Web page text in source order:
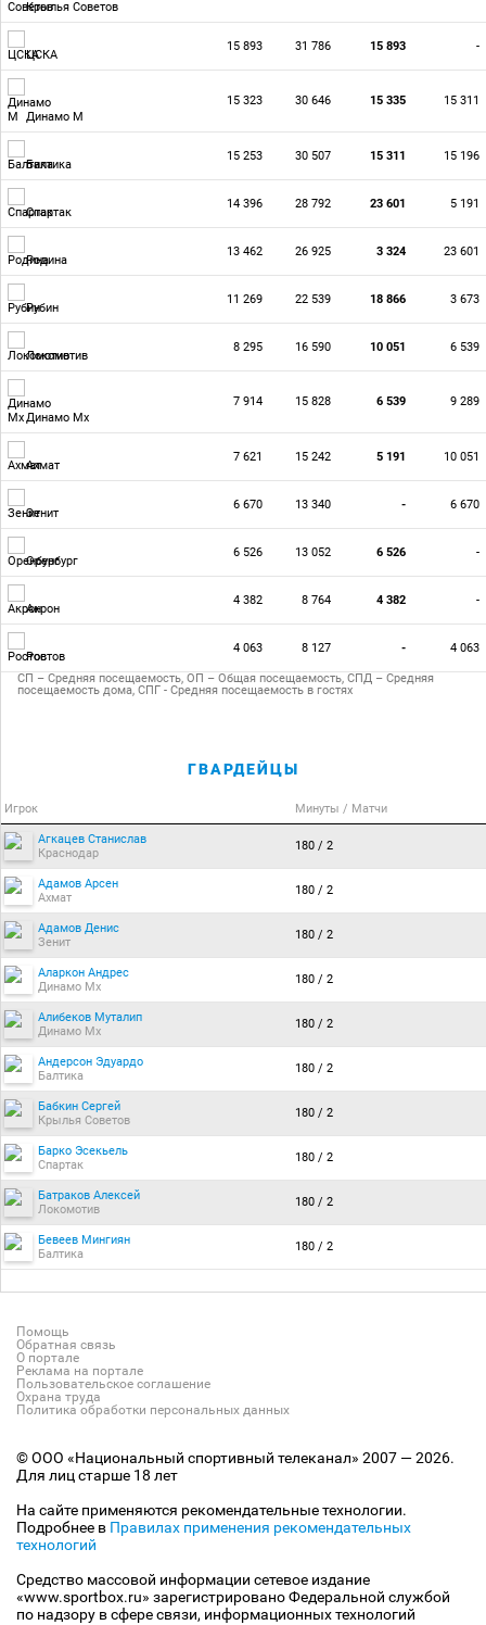
Крылья Советов
ЦСКА
15 893 31 786 15 893 -
Динамо М
15 323 30 646 15 335 15 311
Балтика
15 253 30 507 15 311 15 196
Спартак
14 396 28 792 23 601 5 191
Родина
13 462 26 925 3 324 23 601
Рубин
11 269 22 539 18 866 3 673
Локомотив
8 295 16 590 10 051 6 539
Динамо Мх
7 914 15 828 6 539 9 289
Ахмат
7 621 15 242 5 191 10 051
Зенит
6 670 13 340 - 6 670
Оренбург
6 526 13 052 6 526 -
Акрон
4 382 8 764 4 382 -
Ростов
4 063 8 127 - 4 063
СП – Средняя посещаемость, ОП – Общая посещаемость, СПД – Средняя
посещаемость дома, СПГ - Средняя посещаемость в гостях
ГВАРДЕЙЦЫ
Игрок Минуты / Матчи
Агкацев Станислав
Краснодар
180 / 2
Адамов Арсен
Ахмат
180 / 2
Адамов Денис
Зенит
180 / 2
Аларкон Андрес
Динамо Мх
180 / 2
Алибеков Муталип
Динамо Мх
180 / 2
Андерсон Эдуардо
Балтика
180 / 2
Бабкин Сергей
Крылья Советов
180 / 2
Барко Эсекьель
Спартак
180 / 2
Батраков Алексей
Локомотив
180 / 2
Бевеев Мингиян
Балтика
180 / 2
Помощь
Обратная связь
О портале
Реклама на портале
Пользовательское соглашение
Охрана труда
Политика обработки персональных данных
© ООО «Национальный спортивный телеканал» 2007 — 2026.
Для лиц старше 18 лет
На сайте применяются рекомендательные технологии.
Подробнее в Правилах применения рекомендательных
технологий
Средство массовой информации сетевое издание
«www.sportbox.ru» зарегистрировано Федеральной службой
по надзору в сфере связи, информационных технологий